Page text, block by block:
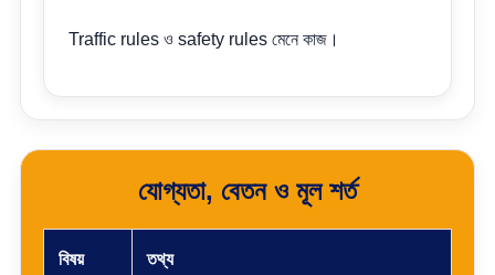
Traffic rules ও safety rules মেনে কাজ।
যোগ্যতা, বেতন ও মূল শর্ত
বিষয় তথ্য